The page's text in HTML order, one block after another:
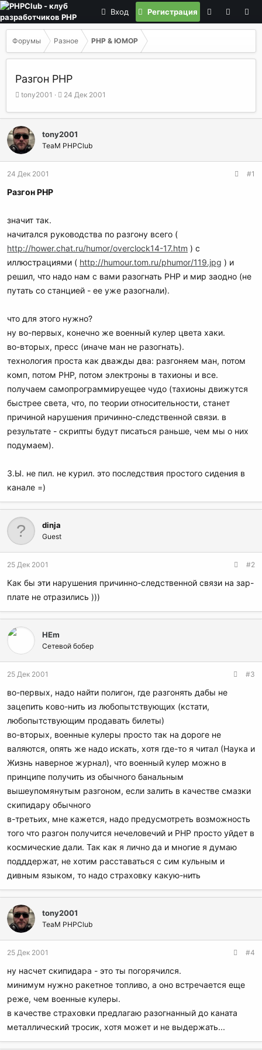
Вход Регистрация
Форумы Разное PHP & ЮМОР
Разгон РНР
А
т
о
р
т
ы
tony2001
Д
т
н
а
24 Дек 2001
tony2001
TeaM PHPClub
24 Дек 2001 #1
Разгон РНР
значит так.
начитался руководства по разгону всего (
http://hower.chat.ru/humor/overclock14-17.htm ) с
иллюстрациями ( http://humour.tom.ru/phumor/119.jpg ) и
решил, что надо нам с вами разогнать РНР и мир заодно (не
путать со станцией - ее уже разогнали).
что для этого нужно?
ну во-первых, конечно же военный кулер цвета хаки.
во-вторых, пресс (иначе ман не разогнать).
технология проста как дважды два: разгоняем ман, потом
комп, потом РНР, потом электроны в тахионы и все.
получаем самопрограммируещее чудо (тахионы движутся
быстрее света, что, по теории относительности, станет
причиной нарушения причинно-следственной связи. в
результате - скрипты будут писаться раньше, чем мы о них
подумаем).
З.Ы. не пил. не курил. это последствия простого сидения в
канале =)
dinja
Guest
25 Дек 2001 #2
Как бы эти нарушения причинно-следственной связи на зар-
плате не отразились )))
HEm
Сетевой бобер
25 Дек 2001 #3
во-первых, надо найти полигон, где разгонять дабы не
зацепить ково-нить из любопытствующих (кстати,
любопытствующим продавать билеты)
во-вторых, военные кулеры просто так на дороге не
валяются, опять же надо искать, хотя где-то я читал (Наука и
Жизнь наверное журнал), что военный кулер можно в
принципе получить из обычного банальным
вышеупомянутым разгоном, если залить в качестве смазки
скипидару обычного
в-третьих, мне кажется, надо предусмотреть возможность
того что разгон получится нечеловечий и PHP просто уйдет в
космические дали. Так как я лично да и многие я думаю
подддержат, не хотим расставаться с сим кульным и
дивным языком, то надо страховку какую-нить
tony2001
TeaM PHPClub
25 Дек 2001 #4
ну насчет скипидара - это ты погорячился.
минимум нужно ракетное топливо, а оно встречается еще
реже, чем военные кулеры.
в качестве страховки предлагаю разогнанный до каната
металлический тросик, хотя может и не выдержать...